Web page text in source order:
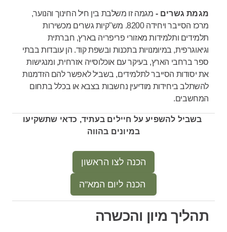
מגמת גשרים - מגמה זו משלבת בין חיל החינוך והנוער,
מרכז הסייבר ויחידה 8200. מש"קיות גשרים מכשירות
תלמידים ותלמידות מאזורי פריפריה בארץ, חברתית
וגיאוגרפית, במיומנויות בתכנות ובשפת קוד. הן עובדות בבתי
ספר ברחבי הארץ, בעיקר עם אוכלוסייה אזרחית, ומנגישות
את יסודות הסייבר לתלמידים, בשביל לאפשר להם הזדמנות
להשתלב ביחידות מודיעין נחשבות בצבא או בכלל בתחום
המחשבים.
בשביל להשפיע על חיילים בעתיד, כדאי שתשקיעו
במיונים בהווה
הכנה לצו הראשון
הכנה ליום המא"ה
תהליך מיון והכשרה